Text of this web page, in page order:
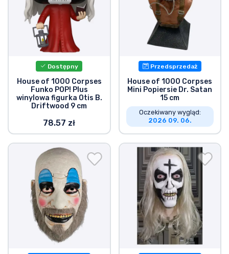
Dostępny
House of 1000 Corpses
Funko POP! Plus
winylowa figurka Otis B.
Driftwood 9 cm
78.57 zł
Przedsprzedaż
House of 1000 Corpses
Mini Popiersie Dr. Satan
15 cm
Oczekiwany wygląd:
2026 09. 06.
Rzeczy sportowe
Rzeczy muzyczne
Typy produktów
Marki